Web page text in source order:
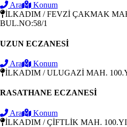
Ara
Konum
İLKADIM / FEVZİ ÇAKMAK
BUL.NO:58/1
UZUN ECZANESİ
Ara
Konum
İLKADIM / ULUGAZİ MAH.
RASATHANE ECZANESİ
Ara
Konum
İLKADIM / ÇİFTLİK MAH.